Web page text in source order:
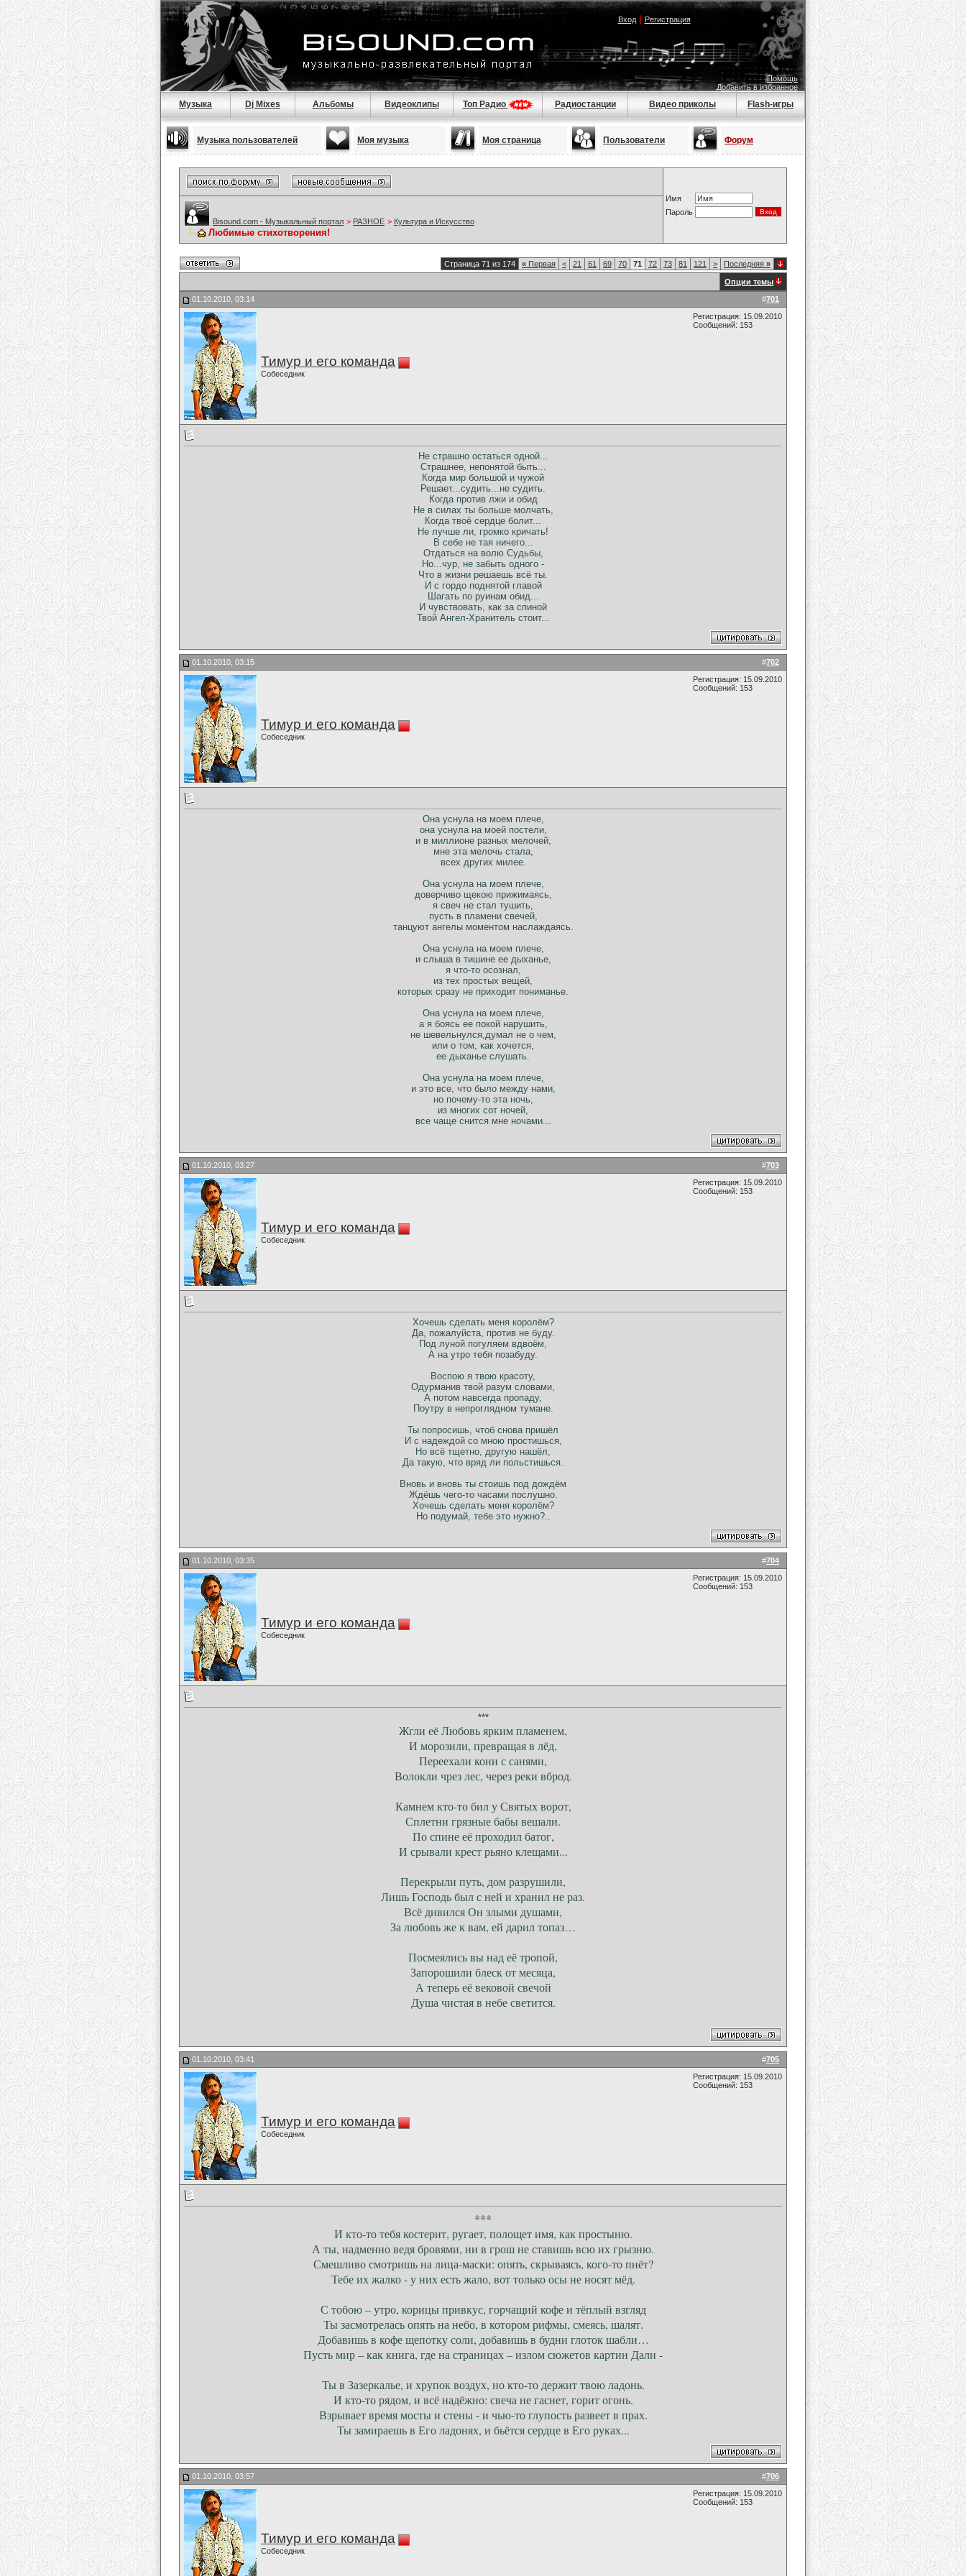
Вход| Регистрация
Помощь
Добавить в избранное
Музыка Dj Mixes Альбомы Видеоклипы Топ Радио Радиостанции Видео приколы Flash-игры
Музыка пользователей Моя музыка Моя страница Пользователи Форум
Имя
Пароль
Bisound.com - Музыкальный портал > РАЗНОЕ > Культура и Искусство
Любимые стихотворения!
Страница 71 из 174 « Первая < 21 61 69 70 71 72 73 81 121 > Последняя »
Опции темы
#701
01.10.2010, 03:14
Тимур и его команда
Собеседник
Регистрация: 15.09.2010
Сообщений: 153
Не страшно остаться одной...
Страшнее, непонятой быть...
Когда мир большой и чужой
Решает...судить...не судить.
Когда против лжи и обид
Не в силах ты больше молчать,
Когда твоё сердце болит...
Не лучше ли, громко кричать!
В себе не тая ничего...
Отдаться на волю Судьбы,
Но...чур, не забыть одного -
Что в жизни решаешь всё ты.
И с гордо поднятой главой
Шагать по руинам обид...
И чувствовать, как за спиной
Твой Ангел-Хранитель стоит...
#702
01.10.2010, 03:15
Тимур и его команда
Собеседник
Регистрация: 15.09.2010
Сообщений: 153
Она уснула на моем плече,
она уснула на моей постели,
и в миллионе разных мелочей,
мне эта мелочь стала,
всех других милее.
Она уснула на моем плече,
доверчиво щекою прижимаясь,
я свеч не стал тушить,
пусть в пламени свечей,
танцуют ангелы моментом наслаждаясь.
Она уснула на моем плече,
и слыша в тишине ее дыханье,
я что-то осознал,
из тех простых вещей,
которых сразу не приходит пониманье.
Она уснула на моем плече,
а я боясь ее покой нарушить,
не шевельнулся,думал не о чем,
или о том, как хочется,
ее дыханье слушать.
Она уснула на моем плече,
и это все, что было между нами,
но почему-то эта ночь,
из многих сот ночей,
все чаще снится мне ночами...
#703
01.10.2010, 03:27
Тимур и его команда
Собеседник
Регистрация: 15.09.2010
Сообщений: 153
Хочешь сделать меня королём?
Да, пожалуйста, против не буду.
Под луной погуляем вдвоём,
А на утро тебя позабуду.
Воспою я твою красоту,
Одурманив твой разум словами,
А потом навсегда пропаду,
Поутру в непроглядном тумане.
Ты попросишь, чтоб снова пришёл
И с надеждой со мною простишься,
Но всё тщетно, другую нашёл,
Да такую, что вряд ли польстишься.
Вновь и вновь ты стоишь под дождём
Ждёшь чего-то часами послушно.
Хочешь сделать меня королём?
Но подумай, тебе это нужно?..
#704
01.10.2010, 03:35
Тимур и его команда
Собеседник
Регистрация: 15.09.2010
Сообщений: 153
***
Жгли её Любовь ярким пламенем,
И морозили, превращая в лёд,
Переехали кони с санями,
Волокли чрез лес, через реки вброд.
Камнем кто-то бил у Святых ворот,
Сплетни грязные бабы вешали.
По спине её проходил батог,
И срывали крест рьяно клещами...
Перекрыли путь, дом разрушили,
Лишь Господь был с ней и хранил не раз.
Всё дивился Он злыми душами,
За любовь же к вам, ей дарил топаз…
Посмеялись вы над её тропой,
Запорошили блеск от месяца,
А теперь её вековой свечой
Душа чистая в небе светится.
#705
01.10.2010, 03:41
Тимур и его команда
Собеседник
Регистрация: 15.09.2010
Сообщений: 153
***
И кто-то тебя костерит, ругает, полощет имя, как простыню.
А ты, надменно ведя бровями, ни в грош не ставишь всю их грызню.
Смешливо смотришь на лица-маски: опять, скрываясь, кого-то пнёт?
Тебе их жалко - у них есть жало, вот только осы не носят мёд.
С тобою – утро, корицы привкус, горчащий кофе и тёплый взгляд
Ты засмотрелась опять на небо, в котором рифмы, смеясь, шалят.
Добавишь в кофе щепотку соли, добавишь в будни глоток шабли…
Пусть мир – как книга, где на страницах – излом сюжетов картин Дали -
Ты в Зазеркалье, и хрупок воздух, но кто-то держит твою ладонь.
И кто-то рядом, и всё надёжно: свеча не гаснет, горит огонь.
Взрывает время мосты и стены - и чью-то глупость развеет в прах.
Ты замираешь в Его ладонях, и бьётся сердце в Его руках...
#706
01.10.2010, 03:57
Тимур и его команда
Собеседник
Регистрация: 15.09.2010
Сообщений: 153